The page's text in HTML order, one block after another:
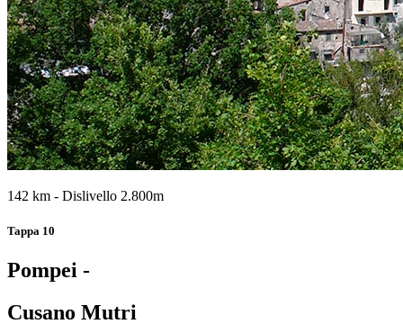
142 km - Dislivello 2.800m
Tappa 10
Pompei -
Cusano Mutri